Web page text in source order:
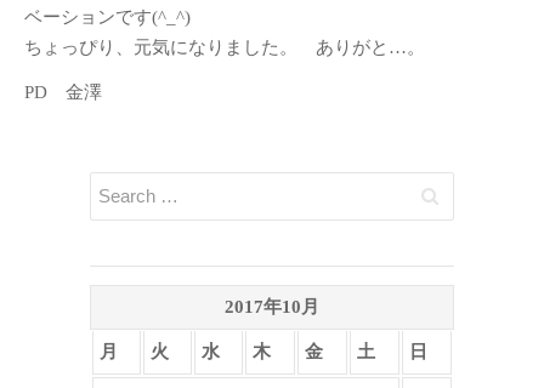
紹介
教員紹介
産学共同プロジェクト
（プリ・テック株式会
ベーションです(^_^)
ちょっぴり、元気になりました。 ありがと…。
PD 金澤
2017年10月
月 火 水 木 金 土 日